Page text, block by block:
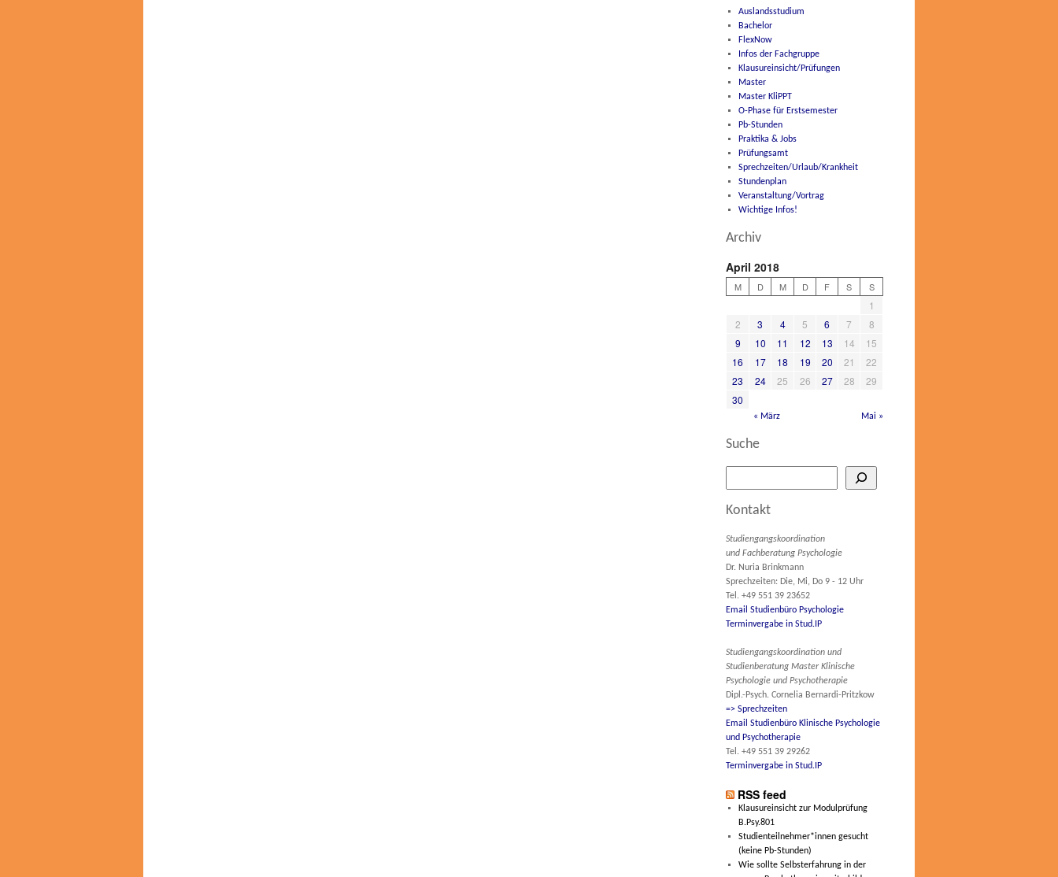
Auslandsstudium
Bachelor
FlexNow
Infos der Fachgruppe
Klausureinsicht/Prüfungen
Master
Master KliPPT
O-Phase für Erstsemester
Pb-Stunden
Praktika & Jobs
Prüfungsamt
Sprechzeiten/Urlaub/Krankheit
Stundenplan
Veranstaltung/Vortrag
Wichtige Infos!
Archiv
April 2018
M D M D F S S
1
2
3 4 5 6 7
8
9
10 11 12 13 14
15
16
17 18 19 20 21
22
23
24 25 26 27 28
29
30
« März Mai »
Suche
Kontakt
Studiengangskoordination
und Fachberatung Psychologie
Dr. Nuria Brinkmann
Sprechzeiten: Die, Mi, Do 9 - 12 Uhr
Tel. +49 551 39 23652
Email Studienbüro Psychologie
Terminvergabe in Stud.IP
Studiengangskoordination und
Studienberatung Master Klinische
Psychologie und Psychotherapie
Dipl.-Psych. Cornelia Bernardi-Pritzkow
=> Sprechzeiten
Email Studienbüro Klinische Psychologie
und Psychotherapie
Tel. +49 551 39 29262
Terminvergabe in Stud.IP
RSS feed
Klausureinsicht zur Modulprüfung
B.Psy.801
Studienteilnehmer*innen gesucht
(keine Pb-Stunden)
Wie sollte Selbsterfahrung in der